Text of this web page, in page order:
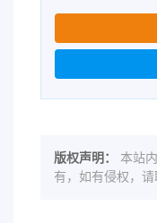
版权声明：
本站
有，如有侵权，